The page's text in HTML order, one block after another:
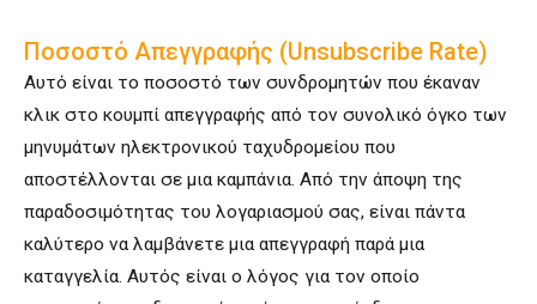
Ποσοστό Απεγγραφής (Unsubscribe Rate)
Αυτό είναι το ποσοστό των συνδρομητών που έκαναν
κλικ στο κουμπί απεγγραφής από τον συνολικό όγκο των
μηνυμάτων ηλεκτρονικού ταχυδρομείου που
αποστέλλονται σε μια καμπάνια. Από την άποψη της
παραδοσιμότητας του λογαριασμού σας, είναι πάντα
καλύτερο να λαμβάνετε μια απεγγραφή παρά μια
καταγγελία. Αυτός είναι ο λόγος για τον οποίο